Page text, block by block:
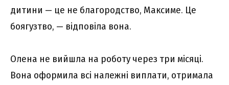
дитини — це не благородство, Максиме. Це
боягузтво, — відповіла вона.
Олена не вийшла на роботу через три місяці.
Вона оформила всі належні виплати, отримала